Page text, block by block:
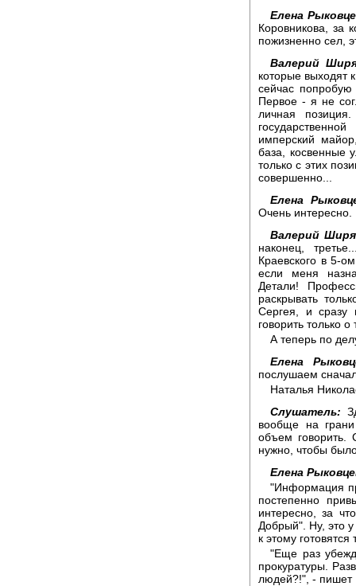
Елена
Коровникова, за
пожизненно сел,
Валерий
которые выходят
сейчас попробую
Первое - я не
личная
имперский
база, косвенные
только с этих
совершенно...
Елена
Очень интересно.
Валерий
наконец,
Краевского в 5-
если меня
Детали!
раскрывать
Сергея, и сразу
говорить только
А теперь по
Елена
послушаем
Наталья
Слушатель:
вообще на
объем говорить.
нужно, чтобы
Елена
"Информация
постепенно
интересно, за
Добрый". Ну, это
к этому
"Еще раз
прокуратуры.
людей?!", - пишет